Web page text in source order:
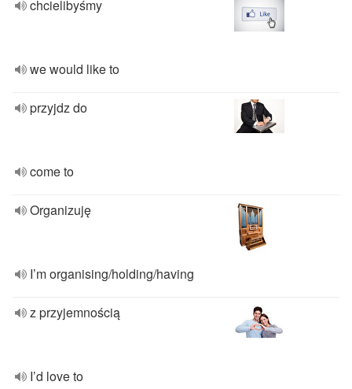
chcielibyśmy
we would like to
przyjdz do
come to
Organizuję
I’m organising/holding/having
z przyjemnością
I’d love to